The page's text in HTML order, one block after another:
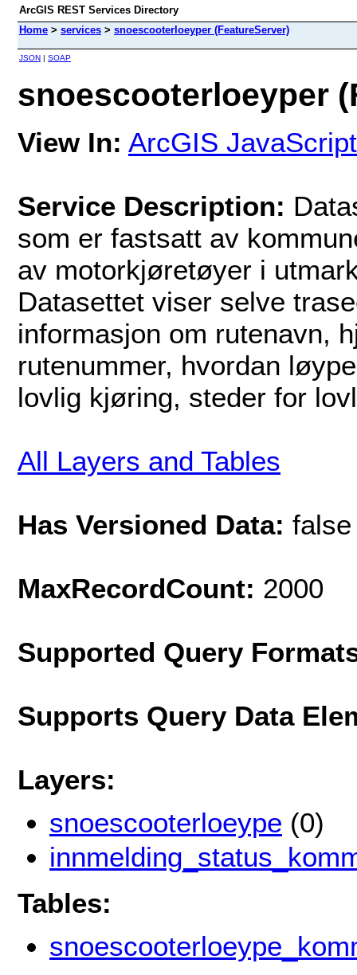
ArcGIS REST Services Directory
Home > services > snoescooterloeyper (FeatureServer)
JSON | SOAP
snoescooterloeyper
View In: ArcGIS JavaScript
Service Description:
som er fastsatt av
av motorkjøretøyer i
Datasettet viser selve
informasjon om rutenavn,
rutenummer, hvordan
lovlig kjøring, steder for
All Layers and Tables
Has Versioned Data: false
MaxRecordCount: 2000
Supported Query
Supports Query Data
Layers:
snoescooterloeype (0)
Tables: